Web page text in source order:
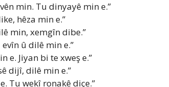
min. Tu dinyayê min e.”
hêza min e.”
min, xemgîn dibe.”
û dilê min e.”
e. Jiyan bi te xweş e.”
dijî, dilê min e.”
Tu wekî ronakê diçe.”